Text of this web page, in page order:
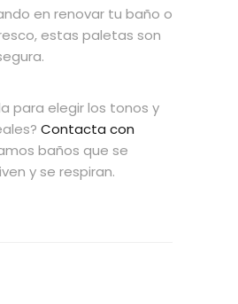
en renovar tu baño o
estas paletas son
para elegir los tonos y
Contacta con
baños que se
y se respiran.